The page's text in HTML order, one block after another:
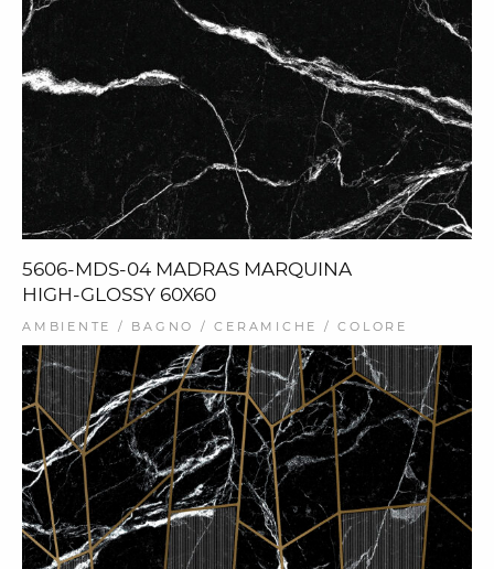
5606-MDS-04 MADRAS MARQUINA
HIGH-GLOSSY 60X60
AMBIENTE / BAGNO / CERAMICHE / COLORE